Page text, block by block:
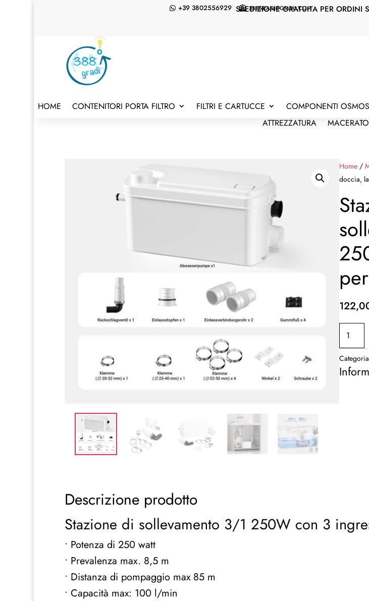
SPEDIZIONE GRATUITA PER ORDINI
 +39 3802556929  388GRADI@GMAIL.COM
HOME CONTENITORI PORTA FILTRO FILTRI E CARTUCCE COMPONENTI
ATTREZZATURA
Home /
doccia,
Stazione
3/1
Descrizione prodotto
Stazione di sollevamento 3/1 250W con 3
• Potenza di 250 watt
• Prevalenza max. 8,5 m
• Distanza di pompaggio max 85 m
• Capacità max: 100 l/min